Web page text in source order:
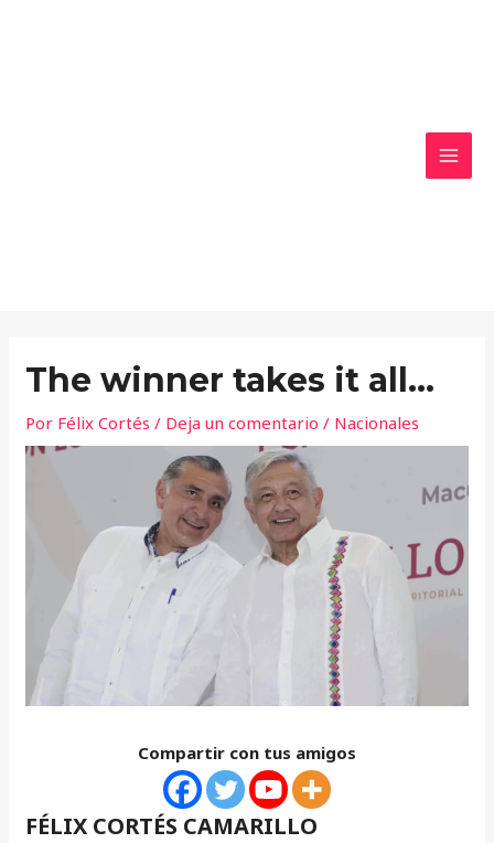
The winner takes it all…
Por Félix Cortés/ Deja un comentario / Nacionales
Compartir con tus amigos
FÉLIX CORTÉS CAMARILLO